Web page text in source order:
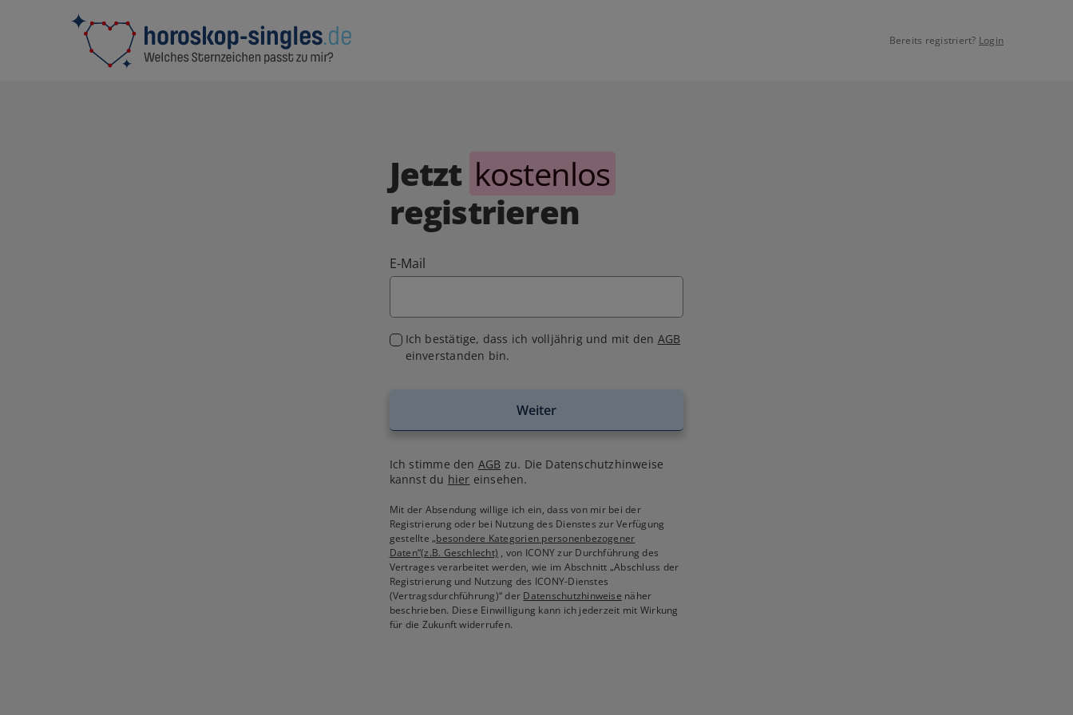
Bereits registriert? Login
Jetzt kostenlos
registrieren
E-Mail
Ich bestätige, dass ich volljährig und mit den AGB
einverstanden bin.
Weiter
Ich stimme den AGB zu. Die Datenschutzhinweise
kannst du hier einsehen.
Mit der Absendung willige ich ein, dass von mir bei der
Registrierung oder bei Nutzung des Dienstes zur Verfügung
gestellte„besondere Kategorien personenbezogener
Daten“(z.B. Geschlecht) , von ICONY zur Durchführung des
Vertrages verarbeitet werden, wie im Abschnitt „Abschluss der
Registrierung und Nutzung des ICONY-Dienstes
(Vertragsdurchführung)“ der Datenschutzhinweise näher
beschrieben. Diese Einwilligung kann ich jederzeit mit Wirkung
für die Zukunft widerrufen.